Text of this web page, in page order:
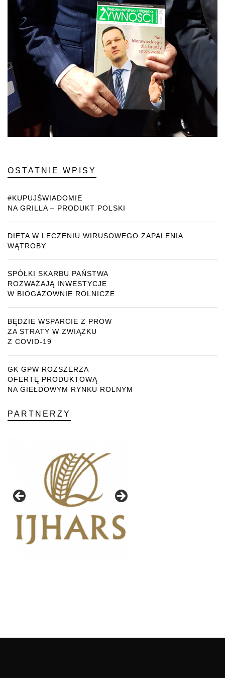
OSTATNIE WPISY
#KUPUJŚWIADOMIE
NA GRILLA – PRODUKT POLSKI
DIETA W LECZENIU WIRUSOWEGO ZAPALENIA
WĄTROBY
SPÓŁKI SKARBU PAŃSTWA
ROZWAŻAJĄ INWESTYCJE
W BIOGAZOWNIE ROLNICZE
BĘDZIE WSPARCIE Z PROW
ZA STRATY W ZWIĄZKU
Z COVID-19
GK GPW ROZSZERZA
OFERTĘ PRODUKTOWĄ
NA GIEŁDOWYM RYNKU ROLNYM
PARTNERZY